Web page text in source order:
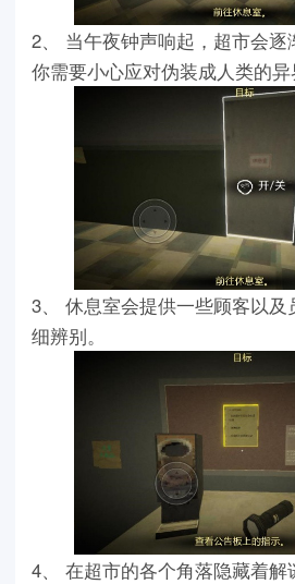
2、 当午夜钟声响起，超市会逐
你需要小心应对伪装成人类的异
3、 休息室会提供一些顾客以
细辨别。
4、 在超市的各个角落隐藏着